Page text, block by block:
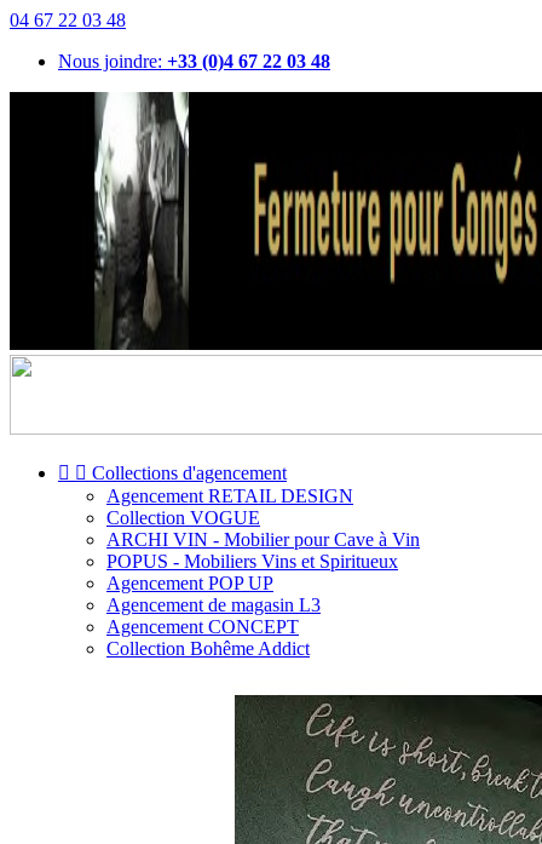
04 67 22 03 48
Nous joindre: +33 (0)4 67 22 03 48
  Collections d'agencement
Agencement RETAIL DESIGN
Collection VOGUE
ARCHI VIN - Mobilier pour Cave à Vin
POPUS - Mobiliers Vins et Spiritueux
Agencement POP UP
Agencement de magasin L3
Agencement CONCEPT
Collection Bohême Addict